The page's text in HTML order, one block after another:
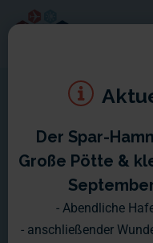
Der Spar-
Große Pötte &
- Abendliche
- anschließender